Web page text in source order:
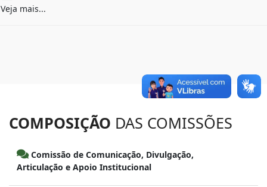
Veja mais...
COMPOSIÇÃO DAS COMISSÕES
Comissão de Comunicação, Divulgação,
Articulação e Apoio Institucional